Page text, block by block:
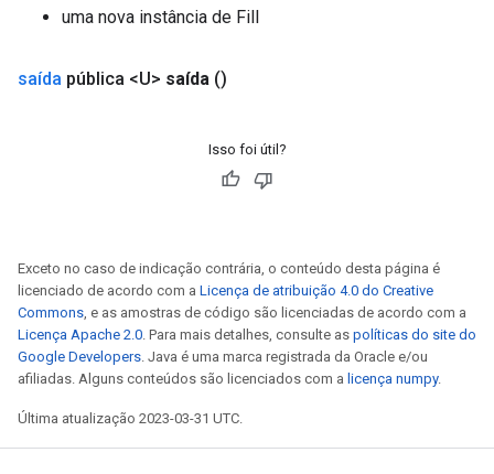
uma nova instância de Fill
saída pública <U> saída ()
Isso foi útil?
Exceto no caso de indicação contrária, o conteúdo desta página é
licenciado de acordo com a Licença de atribuição 4.0 do Creative
Commons, e as amostras de código são licenciadas de acordo com a
Licença Apache 2.0. Para mais detalhes, consulte as políticas do site do
Google Developers. Java é uma marca registrada da Oracle e/ou
afiliadas. Alguns conteúdos são licenciados com a licença numpy.
Última atualização 2023-03-31 UTC.